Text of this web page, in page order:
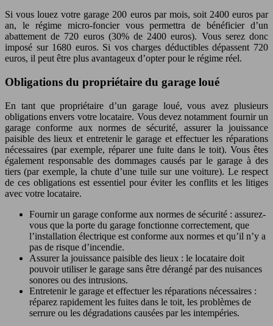
Si vous louez votre garage 200 euros par mois, soit 2400 euros par
an, le régime micro-foncier vous permettra de bénéficier d’un
abattement de 720 euros (30% de 2400 euros). Vous serez donc
imposé sur 1680 euros. Si vos charges déductibles dépassent 720
euros, il peut être plus avantageux d’opter pour le régime réel.
Obligations du propriétaire du garage loué
En tant que propriétaire d’un garage loué, vous avez plusieurs
obligations envers votre locataire. Vous devez notamment fournir un
garage conforme aux normes de sécurité, assurer la jouissance
paisible des lieux et entretenir le garage et effectuer les réparations
nécessaires (par exemple, réparer une fuite dans le toit). Vous êtes
également responsable des dommages causés par le garage à des
tiers (par exemple, la chute d’une tuile sur une voiture). Le respect
de ces obligations est essentiel pour éviter les conflits et les litiges
avec votre locataire.
Fournir un garage conforme aux normes de sécurité : assurez-
vous que la porte du garage fonctionne correctement, que
l’installation électrique est conforme aux normes et qu’il n’y a
pas de risque d’incendie.
Assurer la jouissance paisible des lieux : le locataire doit
pouvoir utiliser le garage sans être dérangé par des nuisances
sonores ou des intrusions.
Entretenir le garage et effectuer les réparations nécessaires :
réparez rapidement les fuites dans le toit, les problèmes de
serrure ou les dégradations causées par les intempéries.